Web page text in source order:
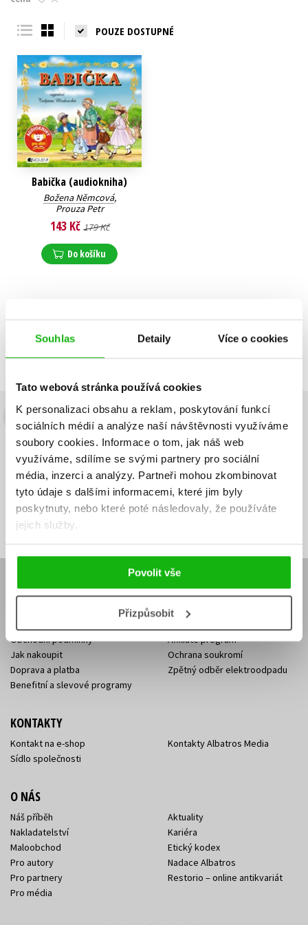
Souhlas Detaily Více o cookies
Tato webová stránka používá cookies
K personalizaci obsahu a reklam, poskytování funkcí
sociálních médií a analýze naší návštěvnosti využíváme
soubory cookies. Informace o tom, jak náš web
využíváme, sdílíme se svými partnery pro sociální
média, inzerci a analýzy. Partneři mohou zkombinovat
tyto údaje s dalšími informacemi, které jim byly
poskytnuty, nebo které poté následovaly, že používáte
jejich služby.
Povolit vše
Přizpůsobit
Young adult (SK)
POUZE DOSTUPNÉ
Babička (audiokniha)
Božena Němcová,
Prouza Petr
143 Kč 179 Kč
Do košíku
Budete to vědět jako první!
Zajímá Vás, jaký knižní hit právě vychází, na jaké zboží je výhodná
sleva, jaká běží soutěž o ceny? Přihlášením k odběru našich e-
mailových novineksouhlasíte se zpracováním osobních údajů.
Vaše e-
mailová
adresa
Vaše e-
mailová
adresa
Vaše e-mailová adresa Přihlásit se
E-SHOP
Obchodní podmínky
Jak nakoupit
Doprava a platba
Benefitní a slevové programy
Knižní novinky
Affiliate program
Ochrana soukromí
Zpětný odběr elektroodpadu
KONTAKTY
Kontakt na e-shop
Sídlo společnosti
Kontakty Albatros Media
O NÁS
Náš příběh
Nakladatelství
Maloobchod
Pro autory
Pro partnery
Pro média
Aktuality
Kariéra
Etický kodex
Nadace Albatros
Restorio – online antikvariát